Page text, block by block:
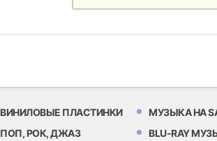
ВИНИЛОВЫЕ ПЛАСТИНКИ
ПОП, РОК, ДЖАЗ
МУЗЫКА НА
BLU-RAY